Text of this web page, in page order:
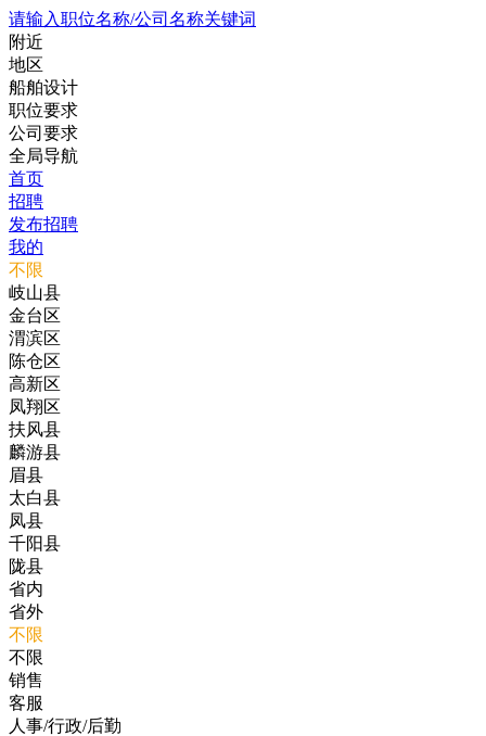
请输入职位名称/公司名称关键词
附近
地区
船舶设计
职位要求
公司要求
全局导航
首页
招聘
发布招聘
我的
不限
岐山县
金台区
渭滨区
陈仓区
高新区
凤翔区
扶风县
麟游县
眉县
太白县
凤县
千阳县
陇县
省内
省外
不限
不限
销售
客服
人事/行政/后勤